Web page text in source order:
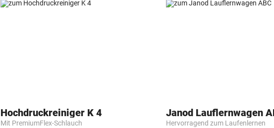
Hochdruckreiniger K 4
Mit PremiumFlex-Schlauch
Janod Lauflernwagen
Hervorragend zum Laufenlernen